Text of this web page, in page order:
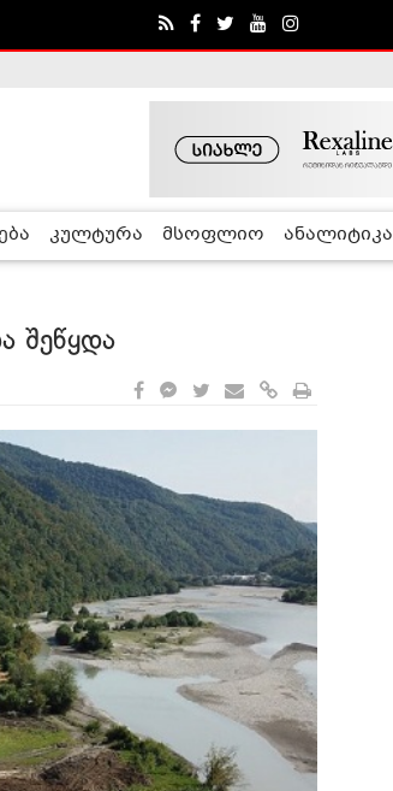
კულტურა მსოფლიო ანალიტიკა
შეწყდა